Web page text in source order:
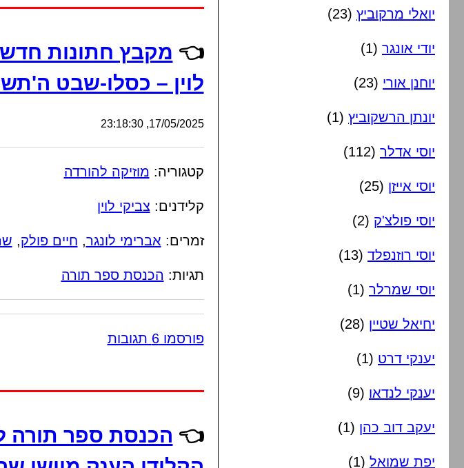
👈 מקבץ חתונות
לוין – כסלו-שבט
17/05/2025, 23:18:30
קטגוריה: מוזיקה להורדה
קלידנים: צביקי לוין
זמרים: אברימי לונגר, חיים פולק,
תגיות: הכנסת ספר תורה
פורסמו 6 תגובות
👈 הכנסת ספר תורה
יואלי מרקוביץ (23)
יודי אונגר (1)
יוחנן אורי (23)
יונתן הרשקוביץ (1)
יוסי אדלר (112)
יוסי אייזן (25)
יוסי פולצ'ק (2)
יוסי רוזנפלד (13)
יוסי שמרלר (1)
יחיאל שטיין (28)
יענקי דרט (1)
יענקי לנדאו (9)
יעקב דוב כהן (1)
יפת שמואל (1)